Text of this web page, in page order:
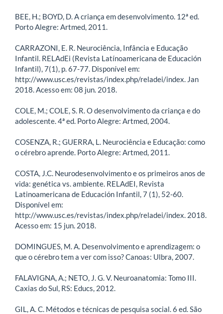
BEE, H.; BOYD, D. A criança em desenvolvimento. 12ª ed.
Porto Alegre: Artmed, 2011.
CARRAZONI, E. R. Neurociência, Infância e Educação
Infantil. RELAdEi (Revista Latínoamericana de Educación
Infantil), 7(1), p. 67-77. Disponível em:
http://www.usc.es/revistas/index.php/reladei/index. Jan
2018. Acesso em: 08 jun. 2018.
COLE, M.; COLE, S. R. O desenvolvimento da criança e do
adolescente. 4ª ed. Porto Alegre: Artmed, 2004.
COSENZA, R.; GUERRA, L. Neurociência e Educação: como
o cérebro aprende. Porto Alegre: Artmed, 2011.
COSTA, J.C. Neurodesenvolvimento e os primeiros anos de
vida: genética vs. ambiente. RELAdEI, Revista
Latinoamericana de Educación Infantil, 7 (1), 52-60.
Disponível em:
http://www.usc.es/revistas/index.php/reladei/index. 2018.
Acesso em: 15 jun. 2018.
DOMINGUES, M. A. Desenvolvimento e aprendizagem: o
que o cérebro tem a ver com isso? Canoas: Ulbra, 2007.
FALAVIGNA, A.; NETO, J. G. V. Neuroanatomia: Tomo III.
Caxias do Sul, RS: Educs, 2012.
GIL, A. C. Métodos e técnicas de pesquisa social. 6 ed. São